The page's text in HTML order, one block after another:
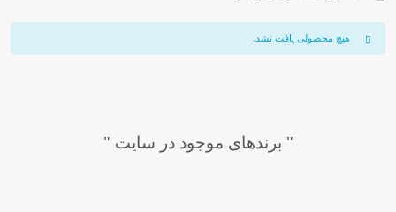
هیچ محصولی یافت نشد.
" برندهای موجود در سایت "